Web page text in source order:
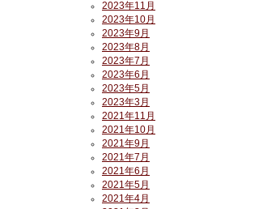
2023年11月
2023年10月
2023年9月
2023年8月
2023年7月
2023年6月
2023年5月
2023年3月
2021年11月
2021年10月
2021年9月
2021年7月
2021年6月
2021年5月
2021年4月